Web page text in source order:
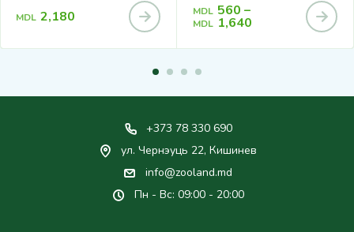
MDL 2,180 MDL 560 –
MDL 1,640
+373 78 330 690
ул. Чернэуць 22, Кишинев
info@zooland.md
Пн - Вс: 09:00 - 20:00